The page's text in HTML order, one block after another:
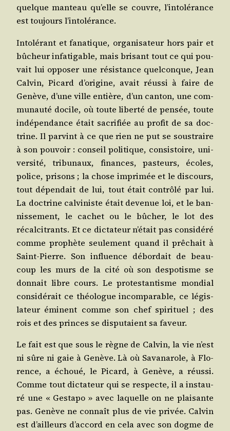
quelque man­teau qu’elle se couvre, l’in­to­lé­rance
est tou­jours l’intolérance.
Into­lé­rant et fana­tique, orga­ni­sa­teur hors pair et
bûcheur infa­ti­gable, mais bri­sant tout ce qui pou­
vait lui oppo­ser une résis­tance quel­conque, Jean
Cal­vin, Picard d’o­ri­gine, avait réus­si à faire de
Genève, d’une ville entière, d’un can­ton, une com­
mu­nau­té docile, où toute liber­té de pen­sée, toute
indé­pen­dance était sacri­fiée au pro­fit de sa doc­
trine. Il par­vint à ce que rien ne put se sous­traire
à son pou­voir : conseil poli­tique, consis­toire, uni­
ver­si­té, tri­bu­naux, finances, pas­teurs, écoles,
police, pri­sons ; la chose impri­mée et le dis­cours,
tout dépen­dait de lui, tout était contrô­lé par lui.
La doc­trine cal­vi­niste était deve­nue loi, et le ban­
nis­se­ment, le cachet ou le bûcher, le lot des
récal­ci­trants. Et ce dic­ta­teur n’é­tait pas consi­dé­ré
comme pro­phète seule­ment quand il prê­chait à
Saint-Pierre. Son influence débor­dait de beau­
coup les murs de la cité où son des­po­tisme se
don­nait libre cours. Le pro­tes­tan­tisme mon­dial
consi­dé­rait ce théo­logue incom­pa­rable, ce légis­
la­teur émi­nent comme son chef spi­ri­tuel ; des
rois et des princes se dis­pu­taient sa faveur.
Le fait est que sous le règne de Cal­vin, la vie n’est
ni sûre ni gaie à Genève. Là où Sava­na­role, à Flo­
rence, a échoué, le Picard, à Genève, a réus­si.
Comme tout dic­ta­teur qui se res­pecte, il a ins­tau­
ré une « Ges­ta­po » avec laquelle on ne plai­sante
pas. Genève ne connaît plus de vie pri­vée. Cal­vin
est d’ailleurs d’ac­cord en cela avec son dogme de